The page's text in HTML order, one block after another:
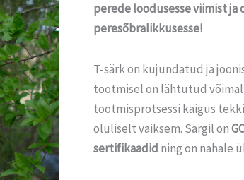
perede loodusesse viimist ja
peresõbralikkusesse!
T-särk on kujundatud ja
tootmisel on lähtutud
tootmisprotsessi käigus
oluliselt väiksem. Särgil on
sertifikaadid ning on nahale